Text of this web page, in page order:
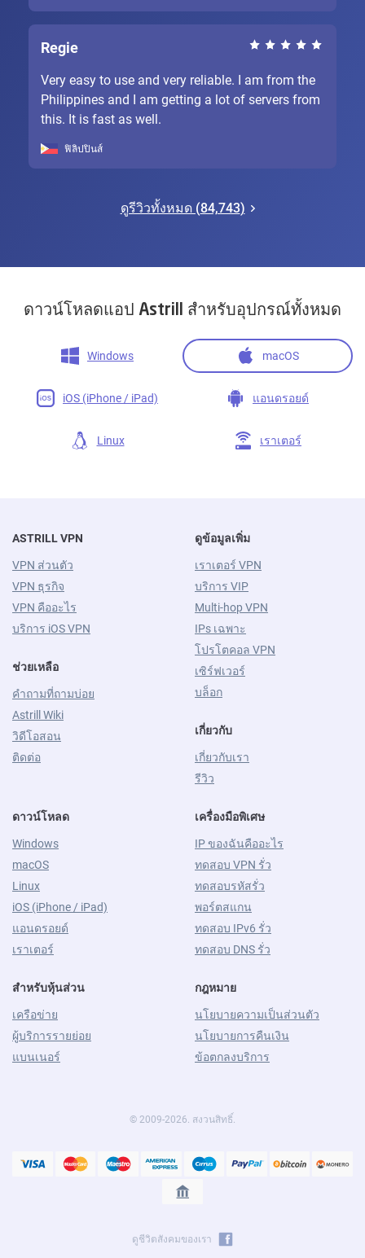
Regie
Very easy to use and very reliable. I am from the
Philippines and I am getting a lot of servers from
this. It is fast as well.
ฟิลิปปินส์
ดูรีวิวทั้งหมด (84,743)
ดาวน์โหลดแอป Astrill สำหรับอุปกรณ์ทั้งหมด
Windows macOS
iOS (iPhone / iPad) แอนดรอยด์
Linux เราเตอร์
ASTRILL VPN
VPN ส่วนตัว
VPN ธุรกิจ
VPN คืออะไร
บริการ iOS VPN
ช่วยเหลือ
คำถามที่ถามบ่อย
Astrill Wiki
วิดีโอสอน
ติดต่อ
ดูข้อมูลเพิ่ม
เราเตอร์ VPN
บริการ VIP
Multi-hop VPN
IPs เฉพาะ
โปรโตคอล VPN
เซิร์ฟเวอร์
บล็อก
เกี่ยวกับ
เกี่ยวกับเรา
รีวิว
ดาวน์โหลด
Windows
macOS
Linux
iOS (iPhone / iPad)
แอนดรอยด์
เราเตอร์
สำหรับหุ้นส่วน
เครือข่าย
ผู้บริการรายย่อย
แบนเนอร์
เครื่องมือพิเศษ
IP ของฉันคืออะไร
ทดสอบ VPN รั่ว
ทดสอบรหัสรั่ว
พอร์ตสแกน
ทดสอบ IPv6 รั่ว
ทดสอบ DNS รั่ว
กฎหมาย
นโยบายความเป็นส่วนตัว
นโยบายการคืนเงิน
ข้อตกลงบริการ
© 2009-2026. สงวนสิทธิ์.
ดูชีวิตสังคมของเรา